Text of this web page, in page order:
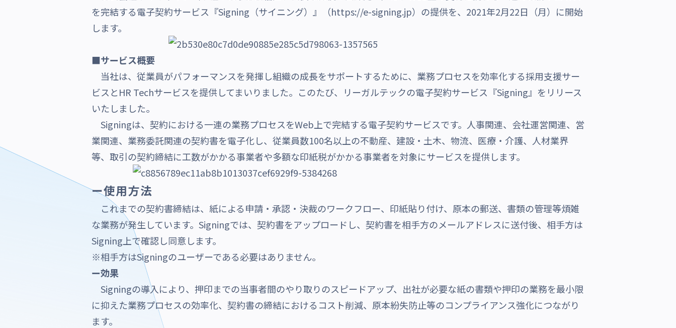
を完結する電子契約サービス『Signing（サイニング）』（https://e-signing.jp）の提供を、2021年2月22日（月）に開始
します。
■サービス概要
当社は、従業員がパフォーマンスを発揮し組織の成長をサポートするために、業務プロセスを効率化する採用支援サー
ビスとHR Techサービスを提供してまいりました。このたび、リーガルテックの電子契約サービス『Signing』をリリース
いたしました。
Signingは、契約における一連の業務プロセスをWeb上で完結する電子契約サービスです。人事関連、会社運営関連、営
業関連、業務委託関連の契約書を電子化し、従業員数100名以上の不動産、建設・土木、物流、医療・介護、人材業界
等、取引の契約締結に工数がかかる事業者や多額な印紙税がかかる事業者を対象にサービスを提供します。
ー使用方法
これまでの契約書締結は、紙による申請・承認・決裁のワークフロー、印紙貼り付け、原本の郵送、書類の管理等煩雑
な業務が発生しています。Signingでは、契約書をアップロードし、契約書を相手方のメールアドレスに送付後、相手方は
Signing上で確認し同意します。
※相手方はSigningのユーザーである必要はありません。
ー効果
Signingの導入により、押印までの当事者間のやり取りのスピードアップ、出社が必要な紙の書類や押印の業務を最小限
に抑えた業務プロセスの効率化、契約書の締結におけるコスト削減、原本紛失防止等のコンプライアンス強化につながり
ます。